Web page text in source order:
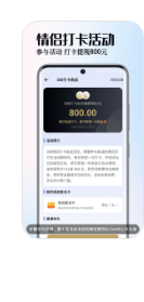
友温暖！
【三生石】
的印记！
■ 联系我们
- 客服QQ群
• 支持在 3D/
层）
• 支持一键获
• 自动记录
• 出门 / 到家
【自动报备，